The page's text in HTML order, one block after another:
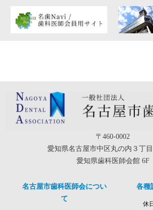
〒460-0002
愛知県名古屋市中区丸の内３丁
愛知県歯科医師会館 6F
名古屋市歯科医師会につい
て
各種
休